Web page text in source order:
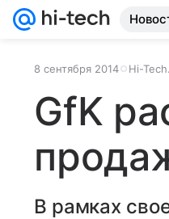
8 сентября 2014 Hi-
GfK
В рамках